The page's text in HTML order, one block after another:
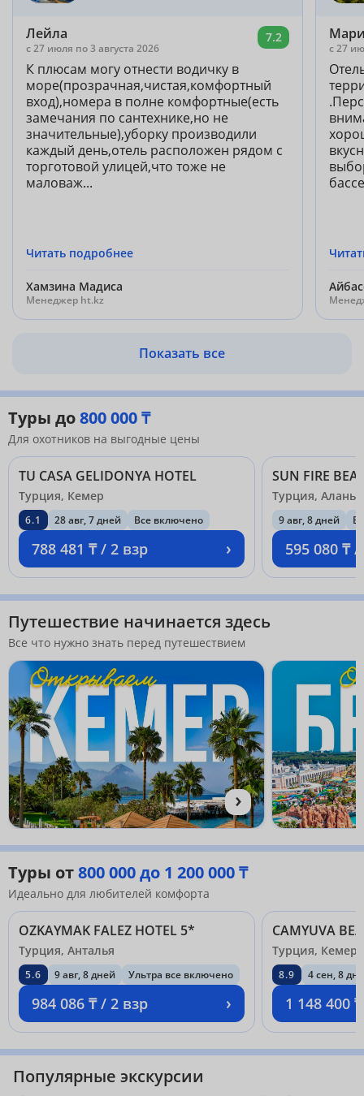
Лейла
c 27 июля по 3 августа 2026
7.2
К плюсам могу отнести водичку в
море(прозрачная,чистая,комфортный
вход),номера в полне комфортные(есть
замечания по сантехнике,но не
значительные),уборку производили
каждый день,отель расположен рядом с
торготовой улицей,что тоже не
маловаж...
Читать подробнее
Хамзина Мадиса
Менеджер ht.kz
c 27
Показать все
Туры до800 000 ₸
Для охотников на выгодные цены
TU CASA GELIDONYA HOTEL
Турция, Кемер
6.1 28 авг, 7 дней Все включено
788 481 ₸ / 2 взр ›
SUN FIRE
Турция, Аланья
9 авг, 8 дней
595 080 ₸
Путешествие начинается здесь
Все что нужно знать перед путешествием
›
Туры от800 000 до 1 200 000 ₸
Идеально для любителей комфорта
OZKAYMAK FALEZ HOTEL 5*
Турция, Анталья
5.6 9 авг, 8 дней Ультра все включено
984 086 ₸ / 2 взр ›
CAMYUVA
Турция, Кемер
8.9 4 сен, 8
1 148 400
Популярные экскурсии